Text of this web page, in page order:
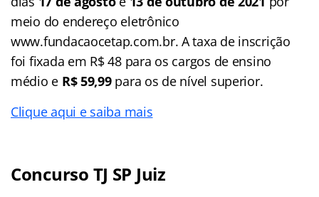
meio do endereço eletrônico
www.fundacaocetap.com.br. A taxa de inscrição
foi fixada em R$ 48 para os cargos de ensino
médio e R$ 59,99para os de nível superior.
Clique aqui e saiba mais
Concurso TJ SP Juiz